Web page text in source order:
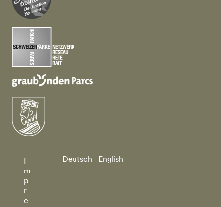
I
m
p
r
e
Deutsch English